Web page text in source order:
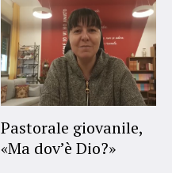
Pastorale giovanile,
«Ma dov’è Dio?»